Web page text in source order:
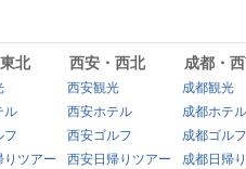
北 西安・西北 成都・
西安観光 成都観光
ル 西安ホテル 成都ホテル
フ 西安ゴルフ 成都ゴルフ
りツアー 西安日帰りツアー 成都日帰